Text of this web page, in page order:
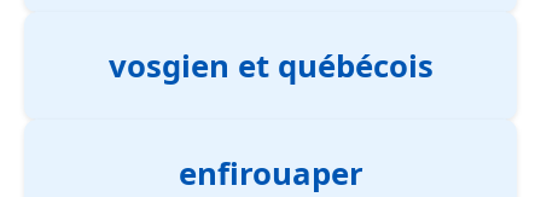
vosgien et québécois
enfirouaper